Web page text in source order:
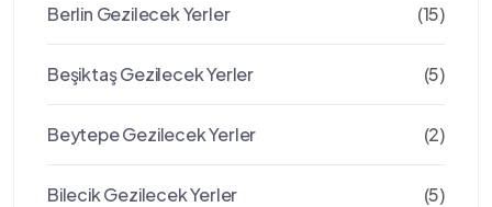
Berlin Gezilecek Yerler (15)
Beşiktaş Gezilecek Yerler (5)
Beytepe Gezilecek Yerler (2)
Bilecik Gezilecek Yerler (5)